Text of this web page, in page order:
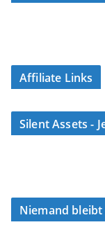
Affiliate Links
Silent Assets -
Niemand